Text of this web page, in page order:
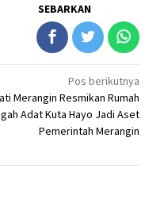
SEBARKAN
Pos berikutnya
Merangin Resmikan Rumah
Adat Kuta Hayo Jadi Aset
Pemerintah Merangin